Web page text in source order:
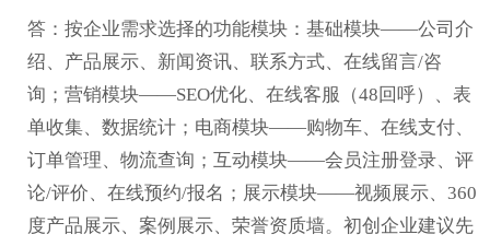
答：按企业需求选择的功能模块：基础模块——公司介
绍、产品展示、新闻资讯、联系方式、在线留言/咨
询；营销模块——SEO优化、在线客服（48回呼）、表
单收集、数据统计；电商模块——购物车、在线支付、
订单管理、物流查询；互动模块——会员注册登录、评
论/评价、在线预约/报名；展示模块——视频展示、360
度产品展示、案例展示、荣誉资质墙。初创企业建议先